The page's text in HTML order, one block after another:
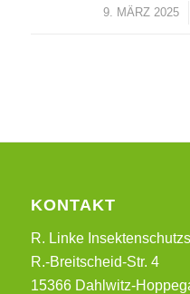
9. MÄRZ 2025
/
KONTAKT
R. Linke
R.-Breitscheid-Str. 4
15366 Dahlwitz-